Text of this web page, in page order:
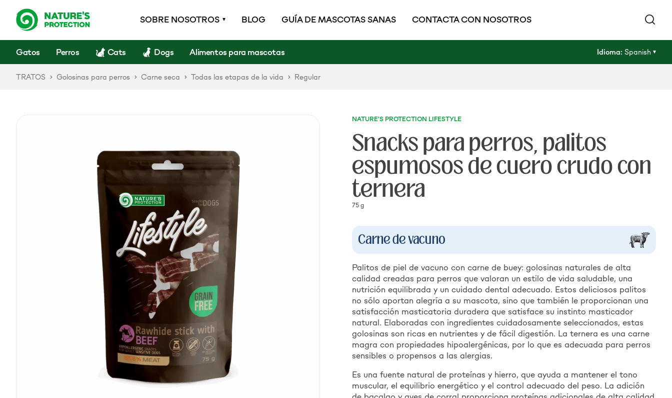
SOBRE NOSOTROS BLOG GUÍA DE MASCOTAS SANAS CONTACTA CON NOSOTROS
Gatos Perros Cats Dogs Alimentos para mascotas Idioma: Spanish
TRATOS Golosinas para perros Carne seca Todas las etapas de la vida Regular
NATURE'S PROTECTION LIFESTYLE
Snacks para perros, palitos
espumosos de cuero crudo con
ternera
75 g
Carne de vacuno
Palitos de piel de vacuno con carne de buey: golosinas naturales de alta
calidad creadas para perros que valoran un estilo de vida saludable, una
nutrición equilibrada y un cuidado dental adecuado. Estos deliciosos palitos
no sólo aportan alegría a su mascota, sino que también le proporcionan una
satisfacción masticatoria duradera que satisface su instinto masticador
natural. Elaboradas con ingredientes cuidadosamente seleccionados, estas
golosinas son ricas en nutrientes y de fácil digestión. La ternera es una carne
magra con propiedades hipoalergénicas, por lo que es adecuada para perros
sensibles o propensos a las alergias.
Es una fuente natural de proteínas y hierro, que ayuda a mantener el tono
muscular, el equilibrio energético y el control adecuado del peso. La adición